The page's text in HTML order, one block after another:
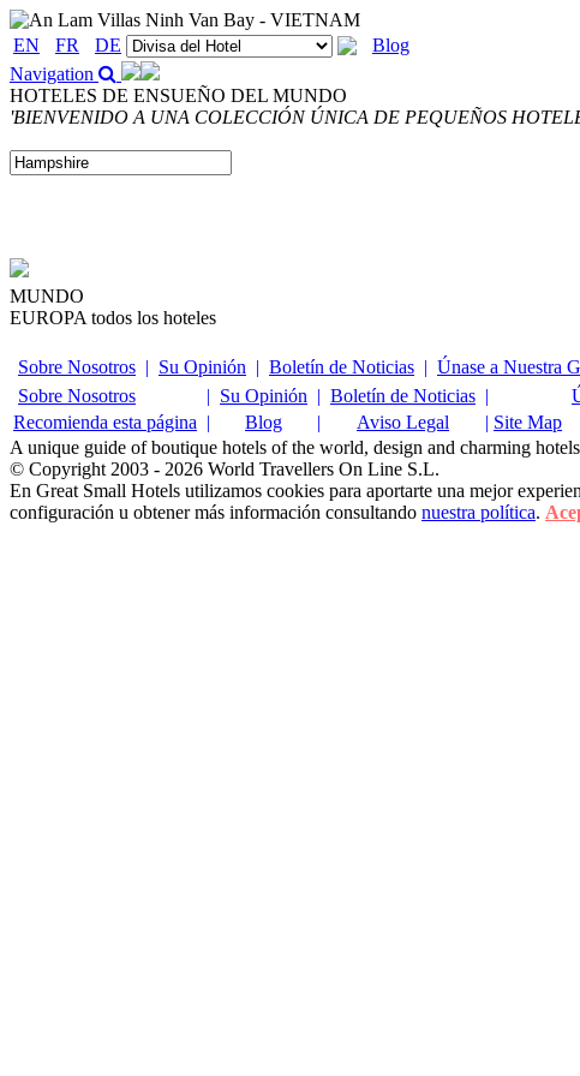
EN FR DE
Blog
Navigation
HOTELES DE ENSUEÑO DEL MUNDO
'BIENVENIDO A UNA COLECCIÓN ÚNICA DE PEQUEÑOS
MUNDO
EUROPA todos los hoteles
Sobre Nosotros | Su Opinión | Boletín de Noticias | Únase a Nuestra
Sobre Nosotros
| Su Opinión | Boletín de Noticias |
Recomienda esta página | Blog | Aviso Legal | Site Map
A unique guide of boutique hotels of the world, design and charming
© Copyright 2003 - 2026 World Travellers On Line S.L.
En Great Small Hotels utilizamos cookies para aportarte una mejor
configuración u obtener más información consultando nuestra política.